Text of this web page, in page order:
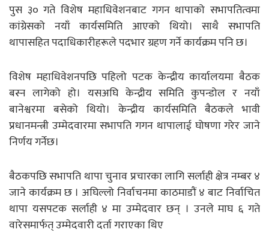
पुस ३० गते विशेष महाधिवेशनबाट गगन थापाको सभापतित्वमा
कांग्रेसको नयाँ कार्यसमिति आएको थियो। साथै सभापति
थापासहित पदाधिकारीहरूले पदभार ग्रहण गर्ने कार्यक्रम पनि छ।
विशेष महाधिवेशनपछि पहिलो पटक केन्द्रीय कार्यालयमा बैठक
बस्न लागेको हो। यसअघि केन्द्रीय समिति कुपन्डोल र नयाँ
बानेश्वरमा बसेको थियो। केन्द्रीय कार्यसमिति बैठकले भावी
प्रधानमन्त्री उम्मेदवारमा सभापति गगन थापालाई घोषणा गरेर जाने
निर्णय गर्नेछ।
बैठकपछि सभापति थापा चुनाव प्रचारका लागि सर्लाही क्षेत्र नम्बर ४
जाने कार्यक्रम छ । अघिल्लो निर्वाचनमा काठमाडौं ४ बाट निर्वाचित
थापा यसपटक सर्लाही ४ मा उम्मेदवार छन् । उनले माघ ६ गते
वारेसमार्फत् उम्मेदवारी दर्ता गराएका थिए